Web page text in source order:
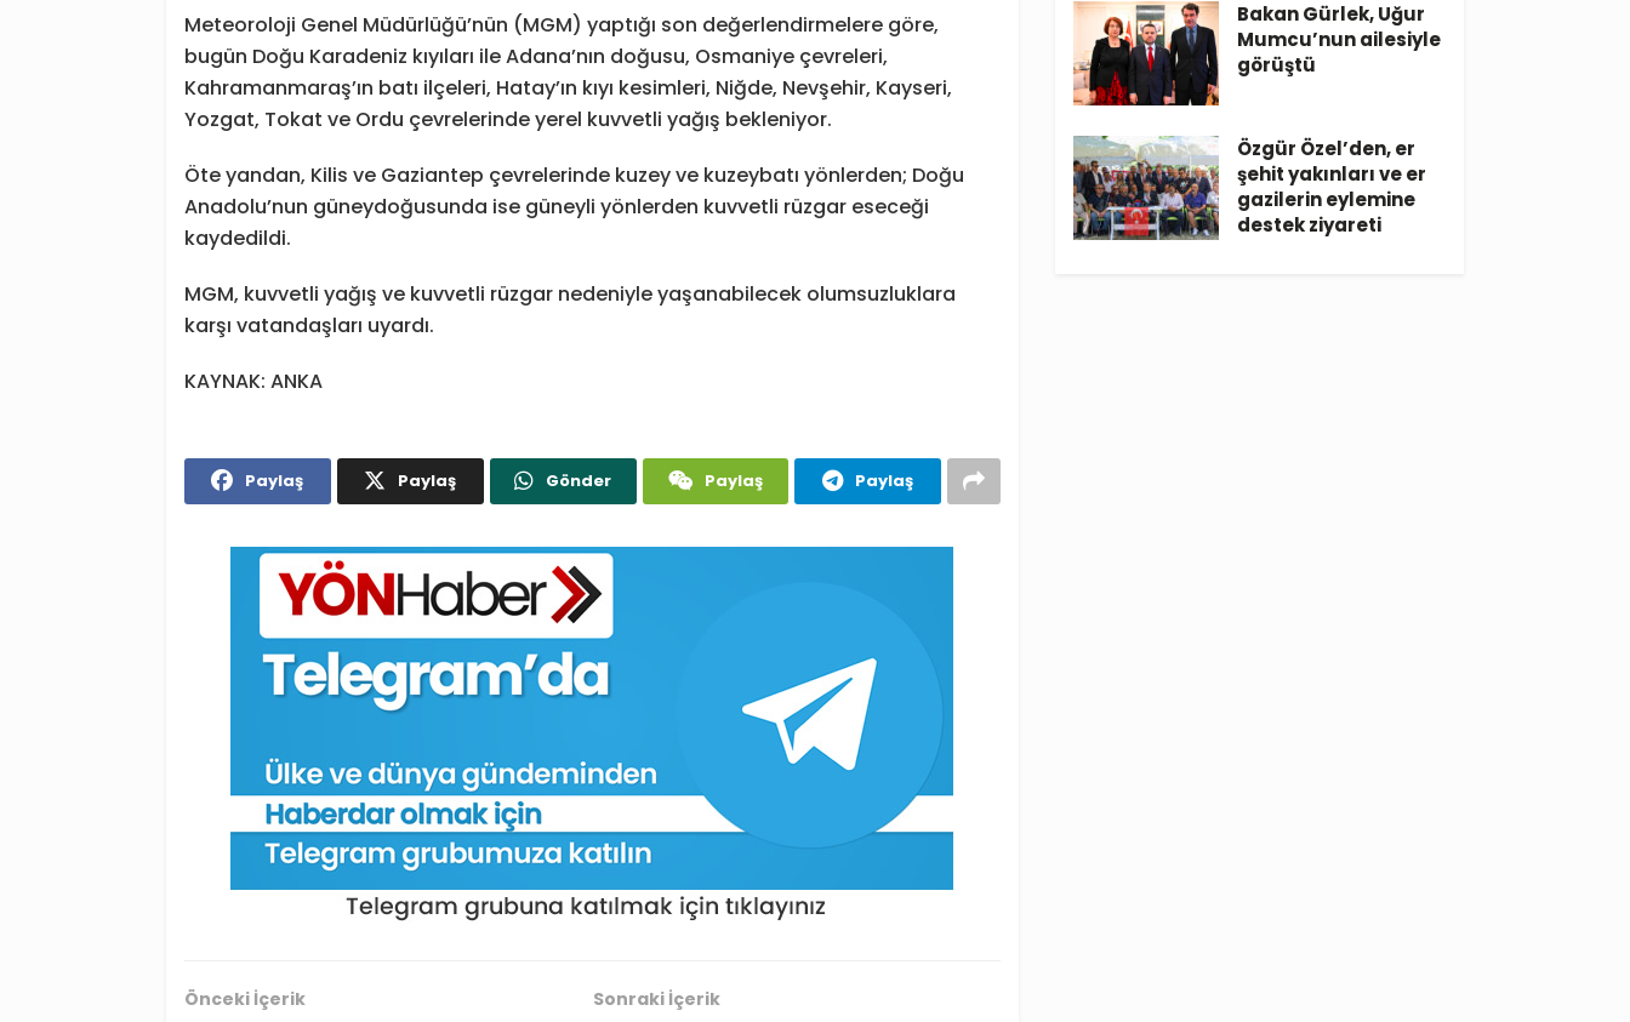
Meteoroloji Genel Müdürlüğü’nün (MGM) yaptığı son değerlendirmelere göre,
bugün Doğu Karadeniz kıyıları ile Adana’nın doğusu, Osmaniye çevreleri,
Kahramanmaraş’ın batı ilçeleri, Hatay’ın kıyı kesimleri, Niğde, Nevşehir, Kayseri,
Yozgat, Tokat ve Ordu çevrelerinde yerel kuvvetli yağış bekleniyor.
Öte yandan, Kilis ve Gaziantep çevrelerinde kuzey ve kuzeybatı yönlerden; Doğu
Anadolu’nun güneydoğusunda ise güneyli yönlerden kuvvetli rüzgar eseceği
kaydedildi.
MGM, kuvvetli yağış ve kuvvetli rüzgar nedeniyle yaşanabilecek olumsuzluklara
karşı vatandaşları uyardı.
KAYNAK: ANKA
Paylaş Paylaş Gönder Paylaş Paylaş
Önceki İçerik Sonraki İçerik
Bakan Gürlek, Uğur
Mumcu’nun ailesiyle
görüştü
Özgür Özel’den, er
şehit yakınları ve er
gazilerin eylemine
destek ziyareti